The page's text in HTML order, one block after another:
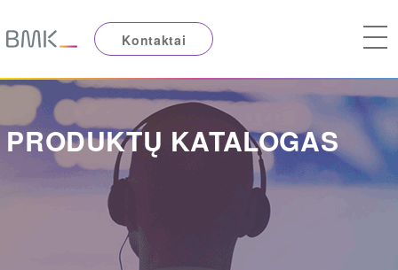
Kontaktai
PRODUKTŲ KATALOGAS